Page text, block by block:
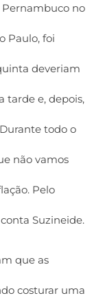
Pernambuco no
Paulo, foi
deveriam
tarde e, depois,
todo o
não vamos
Pelo
Suzineide.
que as
costurar uma